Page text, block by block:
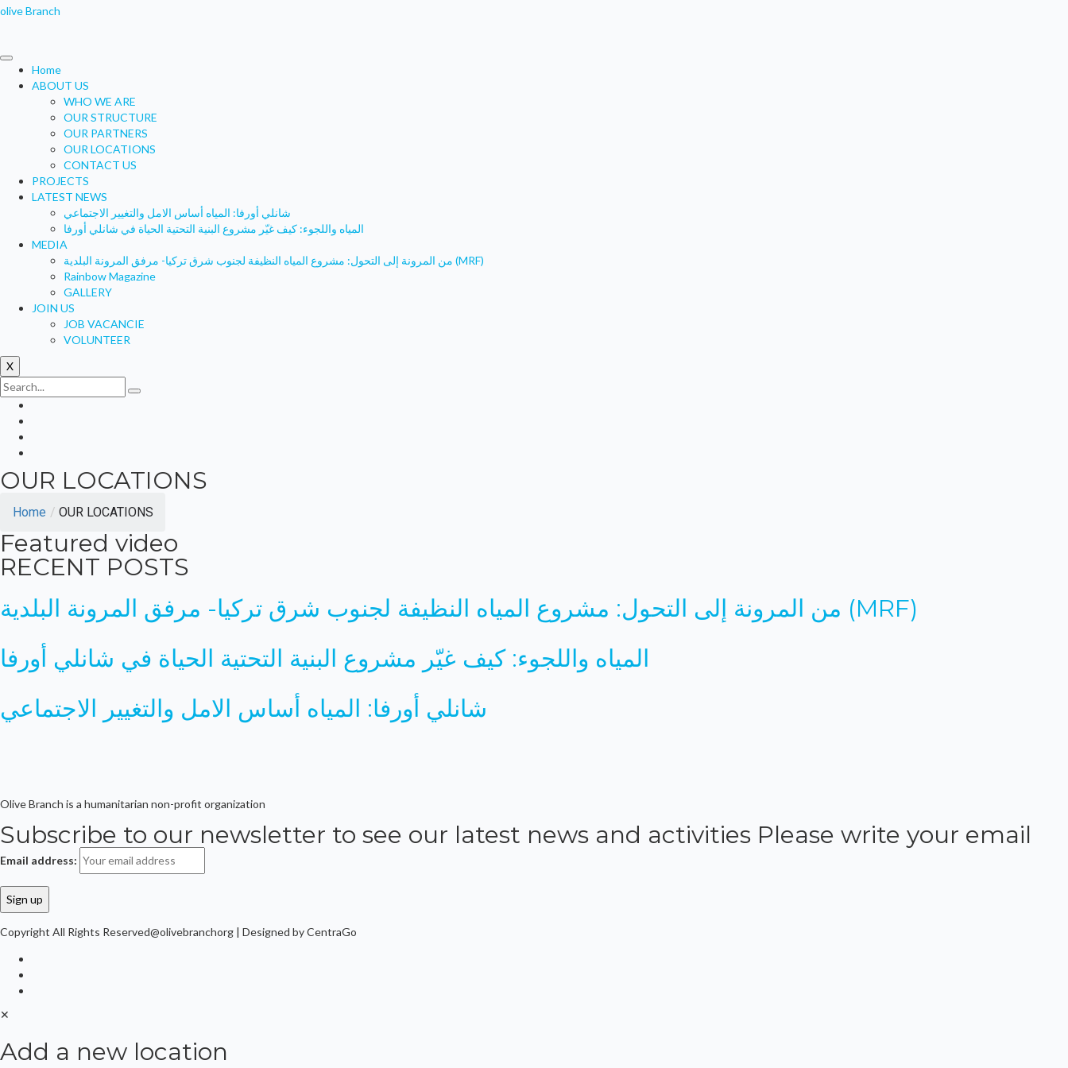
olive Branch
Home
ABOUT US
WHO WE ARE
OUR STRUCTURE
OUR PARTNERS
OUR LOCATIONS
CONTACT US
PROJECTS
LATEST NEWS
شانلي أورفا: المياه أساس الامل والتغيير الاجتماعي
المياه واللجوء: كيف غيّر مشروع البنية التحتية الحياة في شانلي أورفا
MEDIA
من المرونة إلى التحول: مشروع المياه النظيفة لجنوب شرق تركيا- مرفق المرونة البلدية (MRF)
Rainbow Magazine
GALLERY
JOIN US
JOB VACANCIE
VOLUNTEER
X
OUR LOCATIONS
Home / OUR LOCATIONS
Featured video
RECENT POSTS
من المرونة إلى التحول: مشروع المياه النظيفة لجنوب شرق تركيا- مرفق المرونة البلدية (MRF)
المياه واللجوء: كيف غيّر مشروع البنية التحتية الحياة في شانلي أورفا
شانلي أورفا: المياه أساس الامل والتغيير الاجتماعي
Olive Branch is a humanitarian non-profit organization
Subscribe to our newsletter to see our latest news and activities Please write your email
Email address:
Copyright All Rights Reserved@olivebranchorg | Designed by CentraGo
✕
Add a new location